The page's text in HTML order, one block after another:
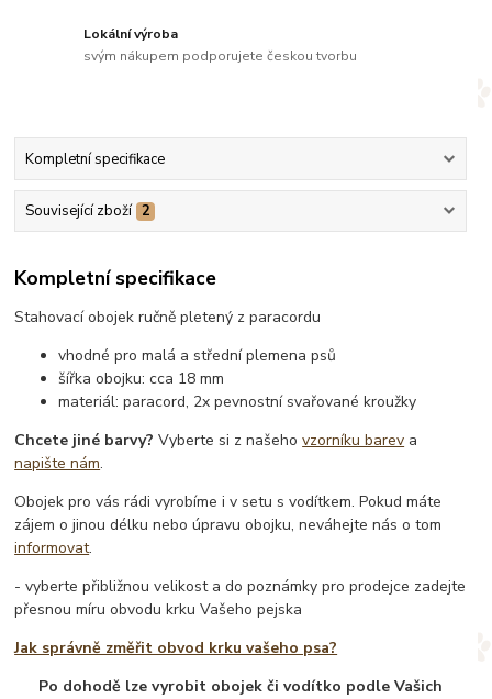
Lokální výroba
svým nákupem podporujete českou tvorbu
Kompletní specifikace
Související zboží 2
Kompletní specifikace
Stahovací obojek ručně pletený z paracordu
vhodné pro malá a střední plemena psů
šířka obojku: cca 18 mm
materiál: paracord, 2x pevnostní svařované kroužky
Chcete jiné barvy? Vyberte si z našehovzorníku barev a
napište nám.
Obojek pro vás rádi vyrobíme i v setu s vodítkem. Pokud máte
zájem o jinou délku nebo úpravu obojku, neváhejte nás o tom
informovat.
- vyberte přibližnou velikost a do poznámky pro prodejce zadejte
přesnou míru obvodu krku Vašeho pejska
Jak správně změřit obvod krku vašeho psa?
Po dohodě lze vyrobit obojek či vodítko podle Vašich